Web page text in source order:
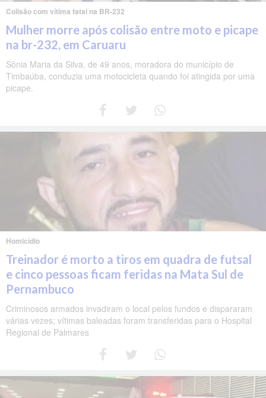
Colisão com vítima fatal na BR-232
Mulher morre após colisão entre moto e picape
na br-232, em Caruaru
Sônia Maria da Silva, de 49 anos, moradora do município de
Timbaúba, conduzia uma motocicleta quando foi atingida por uma
picape.
Homicídio
Treinador é morto a tiros em quadra de futsal
e cinco pessoas ficam feridas na Mata Sul de
Pernambuco
Criminosos armados invadiram o local pelos fundos e dispararam
várias vezes; vítimas baleadas foram transferidas para o Hospital
Regional de Palmares